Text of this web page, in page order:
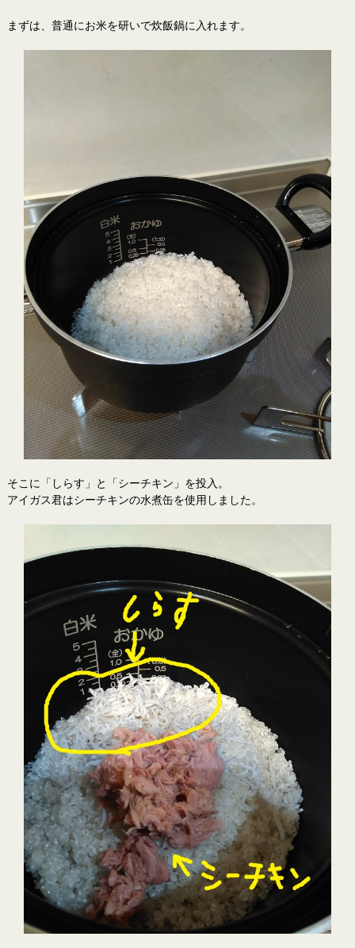
まずは、普通にお米を研いで炊飯鍋に入れます。
そこに「しらす」と「シーチキン」を投入。
アイガス君はシーチキンの水煮缶を使用しました。